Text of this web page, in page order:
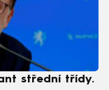
střední třídy.